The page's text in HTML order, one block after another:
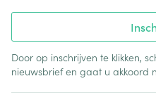
Door op inschrijven te klikken,
nieuwsbrief en gaat u akkoord